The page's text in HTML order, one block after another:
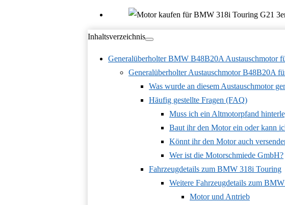
Inhaltsverzeichnis
Generalüberholter BMW B48B20A Austauschmotor
Generalüberholter Austauschmotor B48B20A
Was wurde an diesem Austauschmotor
Häufig gestellte Fragen (FAQ)
Muss ich ein Altmotorpfand
Baut ihr den Motor ein oder kann
Könnt ihr den Motor auch
Wer ist die Motorschmiede GmbH?
Fahrzeugdetails zum BMW 318i Touring
Weitere Fahrzeugdetails zum
Motor und Antrieb